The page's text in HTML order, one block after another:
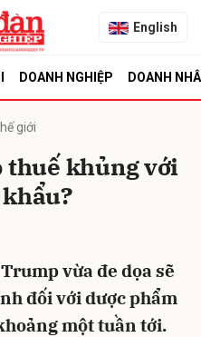
English
DOANH NGHIỆP DOANH
giới
thuế khủng với
vừa đe dọa sẽ
đối với dược phẩm
một tuần tới.
Hủy